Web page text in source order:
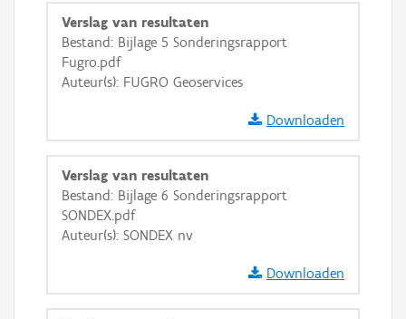
Verslag van resultaten
Bestand: Bijlage 5 Sonderingsrapport
Fugro.pdf
Auteur(s): FUGRO Geoservices
Downloaden
Verslag van resultaten
Bestand: Bijlage 6 Sonderingsrapport
SONDEX.pdf
Auteur(s): SONDEX nv
Downloaden